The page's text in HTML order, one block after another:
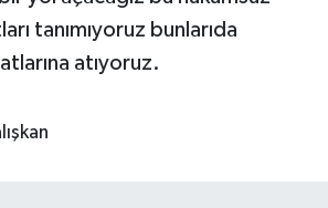
tanımıyoruz bunlarıda
atıyoruz.